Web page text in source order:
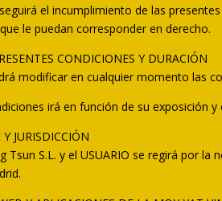
el incumplimiento de las
le puedan corresponder en derecho.
CONDICIONES Y DURACIÓN
modificar en cualquier momento las
irá en función de su exposición
JURISDICCIÓN
Tsun S.L. y el USUARIO se regirá por